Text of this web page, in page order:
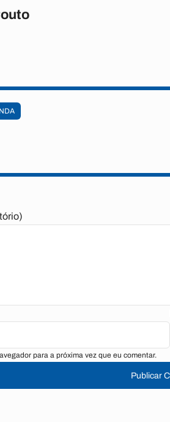
para a próxima vez que eu comentar.
Publicar